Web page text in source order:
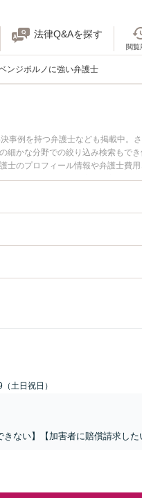
法律Q&Aを探す
閲覧
ンジポルノに強い弁護士
事例を持つ弁護士なども掲載中。
細かな分野での絞り込み検索もで
士のプロフィール情報や弁護士費
ノのトラブル解決の実績豊富な近
におすすめです。
土日祝日）
ない】【加害者に賠償請求した